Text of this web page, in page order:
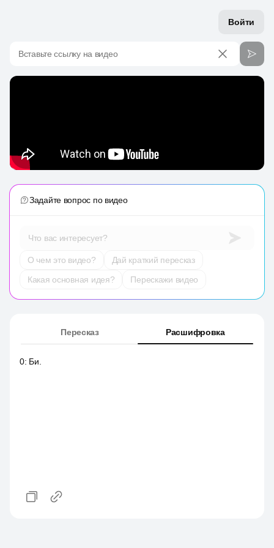
Войти
Вставьте ссылку на видео
Задайте вопрос по видео
Что вас интересует?
О чем это видео?
Дай краткий пересказ
Какая основная идея?
Перескажи видео
Пересказ Расшифровка
0: Би.